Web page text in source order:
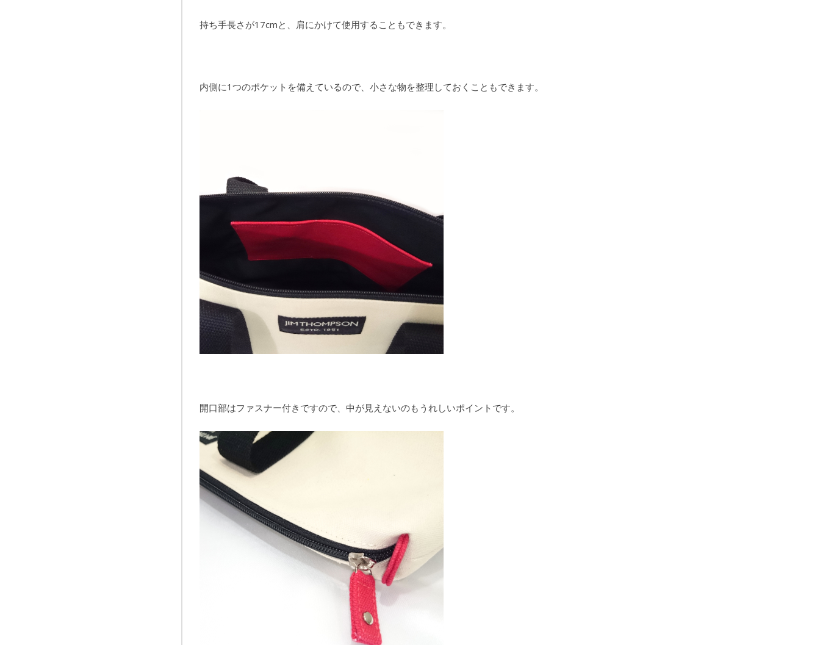
持ち手長さが17cmと、肩にかけて使用することもできます。
内側に1つのポケットを備えているので、小さな物を整理しておくこともできます。
開口部はファスナー付きですので、中が見えないのもうれしいポイントです。